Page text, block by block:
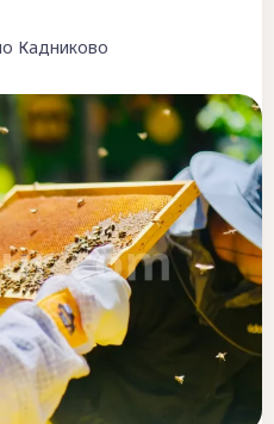
Кадниково